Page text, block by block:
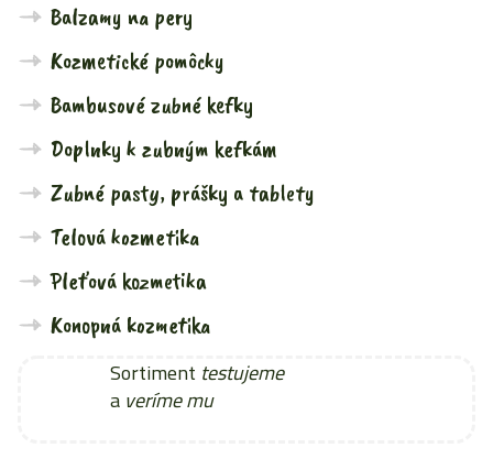
Balzamy na pery
Kozmetické pomôcky
Bambusové zubné kefky
Doplnky k zubným kefkám
Zubné pasty, prášky a tablety
Telová kozmetika
Pleťová kozmetika
Konopná kozmetika
Sortiment testujeme
averíme mu